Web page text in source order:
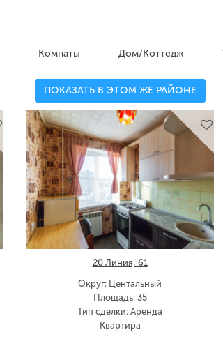
Комнаты Дом/Коттедж
ПОКАЗАТЬ В ЭТОМ ЖЕ РАЙОНЕ
20 Линия, 61
Округ: Центальный
Площадь: 35
Тип сделки: Аренда
Квартира